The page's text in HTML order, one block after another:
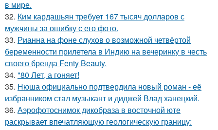
в мире.
32. Ким кардашьян требует 167 тысяч долларов с
мужчины за ошибку с его фото.
33. Рианна на фоне слухов о возможной четвёртой
беременности прилетела в Индию на вечеринку в честь
своего бренда Fenty Beauty.
34. "80 Лет, а гоняет!
35. Нюша официально подтвердила новый роман - её
избранником стал музыкант и диджей Влад ханецкий.
36. Аэрофотоснимок дикобpaза в восточной юте
раскрывает впечатляющую геологическую границу: